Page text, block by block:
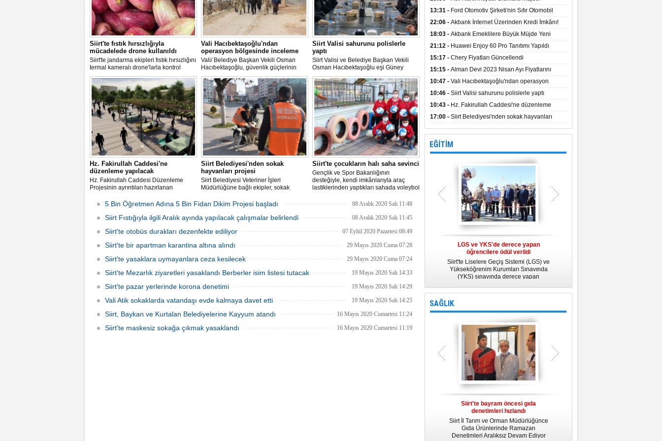
Siirt'te fıstık hırsızlığıyla
mücadelede drone kullanıldı
Siirt'te jandarma ekipleri fıstık hırsızlığını
termal kameralı drone'larla kontrol
ediyor. Ekipler fıstık tarlalarını havadan
ve yerden takip ederek hırsızlığın önüne
geçmeye çalışıyor. Şu ana kadar
yürütülen soruşturma kapsamında 23
şüpheli tutuklanırken
Vali Hacıbektaşoğlu'ndan
operasyon bölgesinde inceleme
Vali/ Belediye Başkan Vekili Osman
Hacıbektaşoğlu, güvenlik güçlerinin
bölücü terör örgütü PKK'ya karşı
operasyonları sürdürdüğü Eruh ilçesi
Dağdöşü köyü kırsalı operasyon
bölgesinde incelemelerde bulundu
Siirt Valisi sahurunu polislerle
yaptı
Siirt Valisi ve Belediye Başkan Vekili
Osman Hacıbektaşoğlu eşi Güney
Hacıbektaşoğlu ile birlikte görevli polis
memurlarıyla Sahurda bir araya geldi.
Hz. Fakirullah Caddesi'ne
düzenleme yapılacak
Hz. Fakirullah Caddesi Düzenleme
Projesinin ayrıntıları hazırlanan
Siirt Belediyesi'nden sokak
hayvanları projesi
Siirt Belediyesi Veteriner İşleri
Müdürlüğüne bağlı ekipler, sokak
Bizden” etkinliği düzenledi.
Siirt'te çocukların halı saha sevinci
Gençlik ve Spor Bakanlığının
desteğiyle, kendi imkânlarıyla araç
lastiklerinden yaptıkları sahada voleybol
mahalleye yapılan tesis tamamlandı.
5 Bin Öğretmen Adına 5 Bin Fidan Dikim Projesi başladı 08 Aralık 2020 Salı 11:48
Siirt Fıstığıyla ilgili Aralık ayında yapılacak çalışmalar belirlendi 08 Aralık 2020 Salı 11:45
Siirt'te otobüs durakları dezenfekte ediliyor 07 Eylül 2020 Pazartesi 08:49
Siirt'te bir apartman karantina altına alındı 29 Mayıs 2020 Cuma 07:28
Siirt'te yasaklara uymayanlara ceza kesilecek 29 Mayıs 2020 Cuma 07:24
Siirt'te Mezarlık ziyaretleri yasaklandı Berberler isim listesi tutacak 19 Mayıs 2020 Salı 14:33
Siirt'te pazar yerlerinde korona denetimi 19 Mayıs 2020 Salı 14:29
Vali Atik sokaklarda vatandaşı evde kalmaya davet etti 19 Mayıs 2020 Salı 14:25
Siirt, Baykan ve Kurtalan Belediyelerine Kayyum atandı 16 Mayıs 2020 Cumartesi 11:24
Siirt'te maskesiz sokağa çıkmak yasaklandı 16 Mayıs 2020 Cumartesi 11:19
Bankaların Kredi Faiz Oranları Açıklandı! Uzun
Vadeyle Düşük Faizle Ödeme İmkânı!
13:31 - Ford Otomotiv Şirketi'nin Sıfır Otomobil
Kampanyasıyla Avantajlı Fiyatlar ve Takas İmkânı!
22:06 - Akbank İnternet Üzerinden Kredi İmkânı!
18:03 - Akbank Emeklilere Büyük Müjde Yeni
Avantajlar Sizi Bekliyor!
21:12 - Huawei Enjoy 60 Pro Tanıtımı Yapıldı
15:17 - Chery Fiyatları Güncellendi
15:15 - Alman Devi 2023 Nisan Ayı Fiyatlarını
Açıkladı
10:47 - Vali Hacıbektaşoğlu'ndan operasyon
bölgesinde inceleme
10:46 - Siirt Valisi sahurunu polislerle yaptı
10:43 - Hz. Fakirullah Caddesi'ne düzenleme
yapılacak
17:00 - Siirt Belediyesi'nden sokak hayvanları
projesi
EĞİTİM
LGS ve YKS'de derece yapan
öğrencilere ödül verildi
Siirt'te Liselere Geçiş Sistemi (LGS) ve
Yükseköğrenim Kurumları Sınavında
(YKS) sınavında derece yapan
Kadına Yönelik Şiddetle Mücadele"
SAĞLIK
Siirt'te bayram öncesi gıda
denetimleri hızlandı
Siirt İl Tarım ve Orman Müdürlüğünce
Gıda Ürünlerinde Ramazan
Denetimleri Aralıksız Devam Ediyor